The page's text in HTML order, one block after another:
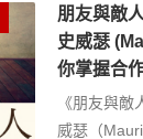
朋友與敵
史威瑟
你掌握合
《朋友與
威瑟（